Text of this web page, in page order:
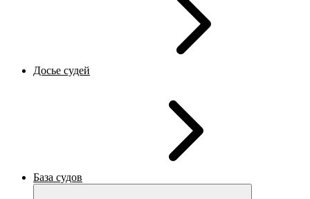
Досье судей
База судов